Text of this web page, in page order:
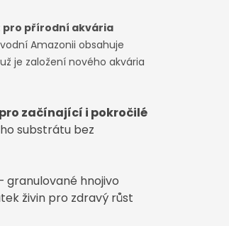
přírodní akvária
Amazonii obsahuje
je založení nového akvária
začínající i pokročilé
substrátu bez
granulované hnojivo
živin pro zdravý růst